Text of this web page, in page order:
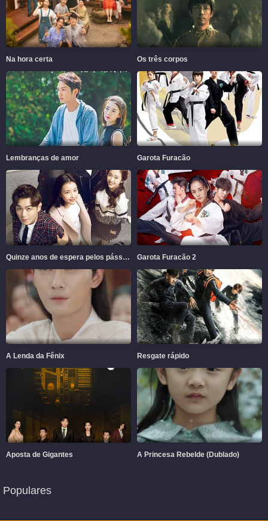
Na hora certa Os três corpos
Lembranças de amor Garota Furacão
Quinze anos de espera pelos pássaros migratórios Garota Furacão 2
A Lenda da Fênix Resgate rápido
Aposta de Gigantes A Princesa Rebelde (Dublado)
Populares